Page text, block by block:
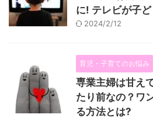
に! テレビが子
2024/2/12
育児・子育てのお悩み
専業主婦は甘え
たり前なの？ワ
る方法とは?